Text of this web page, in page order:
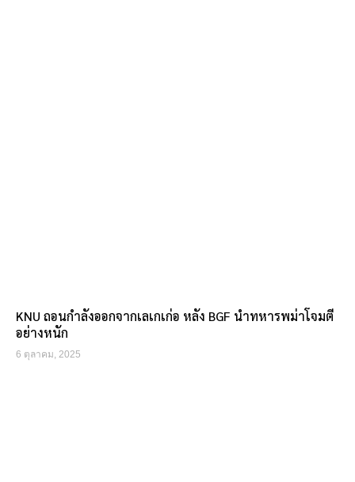
KNU ถอนกำลังออกจากเลเกเก่อ หลัง BGF นำทหารพม่าโจมตี
อย่างหนัก
6 ตุลาคม, 2025